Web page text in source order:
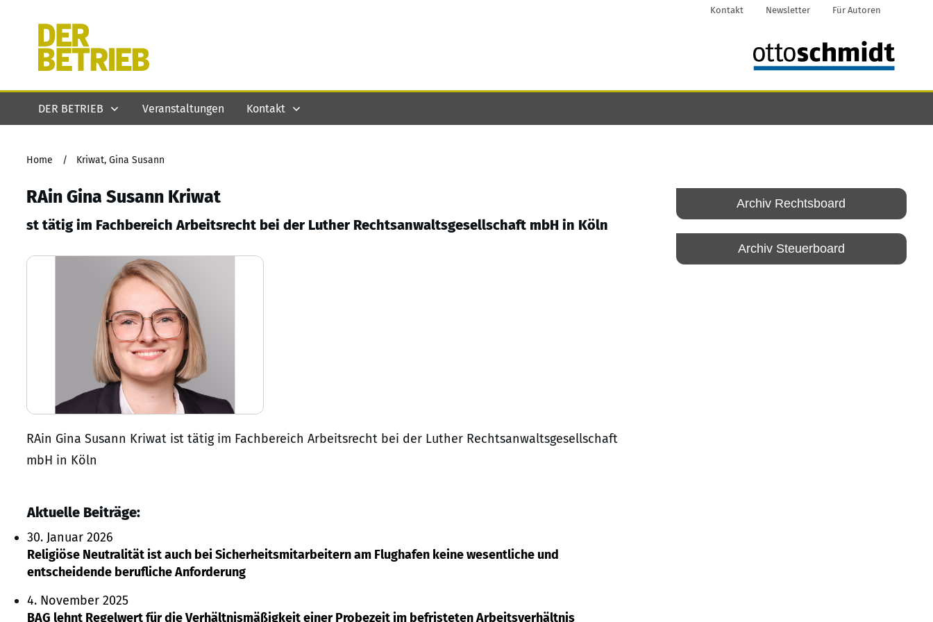
Kontakt Newsletter Für Autoren
DER BETRIEB Veranstaltungen Kontakt
Home / Kriwat, Gina Susann
RAin Gina Susann Kriwat
st tätig im Fachbereich Arbeitsrecht bei der Luther Rechtsanwaltsgesellschaft mbH in Köln
RAin Gina Susann Kriwat ist tätig im Fachbereich Arbeitsrecht bei der Luther Rechtsanwaltsgesellschaft
mbH in Köln
Aktuelle Beiträge:
30. Januar 2026
Religiöse Neutralität ist auch bei Sicherheitsmitarbeitern am Flughafen keine wesentliche und
entscheidende berufliche Anforderung
4. November 2025
BAG lehnt Regelwert für die Verhältnismäßigkeit einer Probezeit im befristeten Arbeitsverhältnis
Archiv Rechtsboard
Archiv Steuerboard